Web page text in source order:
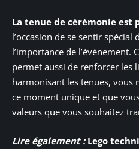
La tenue de cérémonie est
l’occasion de se sentir
l’importance de l’événement.
permet aussi de renforcer les
harmonisant les tenues, vous
ce moment unique et que
valeurs que vous souhaitez
Lire également : Lego